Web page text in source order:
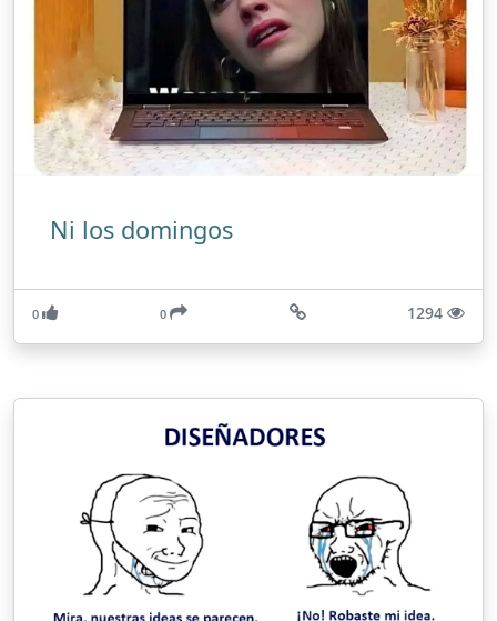
Ni los domingos
0 0 1294